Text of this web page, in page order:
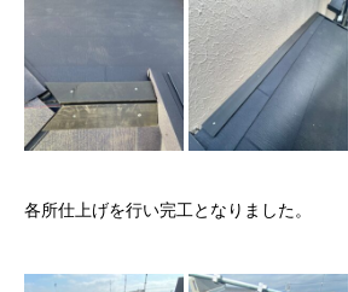
各所仕上げを行い完工となりました。